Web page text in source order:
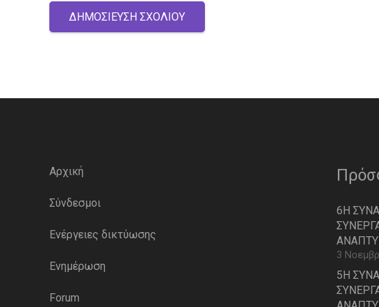
ΔΗΜΟΣΊΕΥΣΗ ΣΧΟΛΊΟΥ
Αρχική
Σύνδεσμοι
Ενέργειες δικτύωσης
Ενημέρωση
Forum
6Η
3
5Η